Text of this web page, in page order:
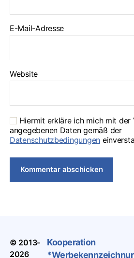
E-Mail-Adresse
Website
Hiermit erkläre ich mich mit der
angegebenen Daten gemäß der
Datenschutzbedingungen
© 2013-
2026
Kooperation